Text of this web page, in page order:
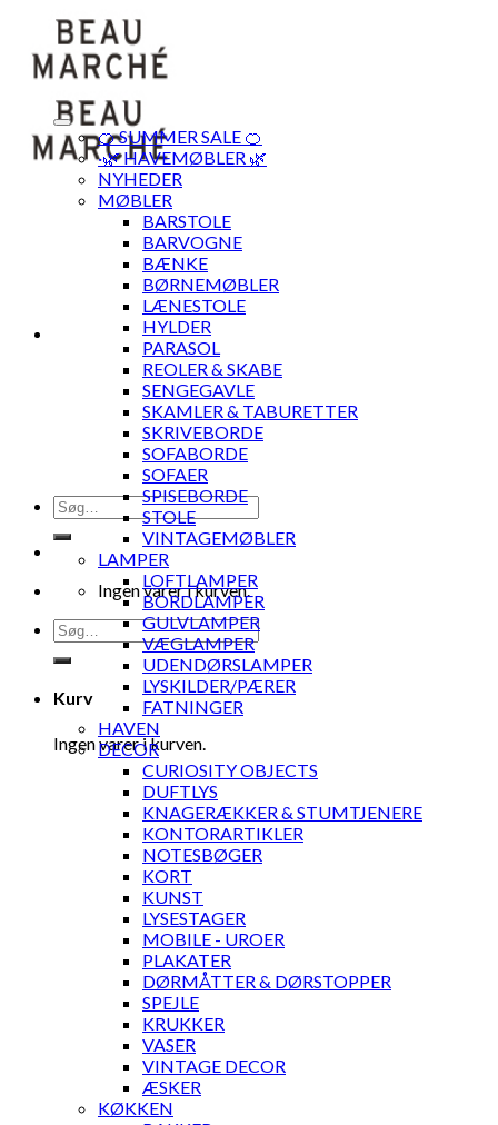
content
Søg
efter:
Ingen varer i kurven.
Søg
efter:
Kurv
Ingen varer i kurven.
🍊 SUMMER SALE 🍊
·🌿 HAVEMØBLER 🌿
NYHEDER
MØBLER
BARSTOLE
BARVOGNE
BÆNKE
BØRNEMØBLER
LÆNESTOLE
HYLDER
PARASOL
REOLER & SKABE
SENGEGAVLE
SKAMLER & TABURETTER
SKRIVEBORDE
SOFABORDE
SOFAER
SPISEBORDE
STOLE
VINTAGEMØBLER
LAMPER
LOFTLAMPER
BORDLAMPER
GULVLAMPER
VÆGLAMPER
UDENDØRSLAMPER
LYSKILDER/PÆRER
FATNINGER
HAVEN
DECOR
CURIOSITY OBJECTS
DUFTLYS
KNAGERÆKKER & STUMTJENERE
KONTORARTIKLER
NOTESBØGER
KORT
KUNST
LYSESTAGER
MOBILE - UROER
PLAKATER
DØRMÅTTER & DØRSTOPPER
SPEJLE
KRUKKER
VASER
VINTAGE DECOR
ÆSKER
KØKKEN